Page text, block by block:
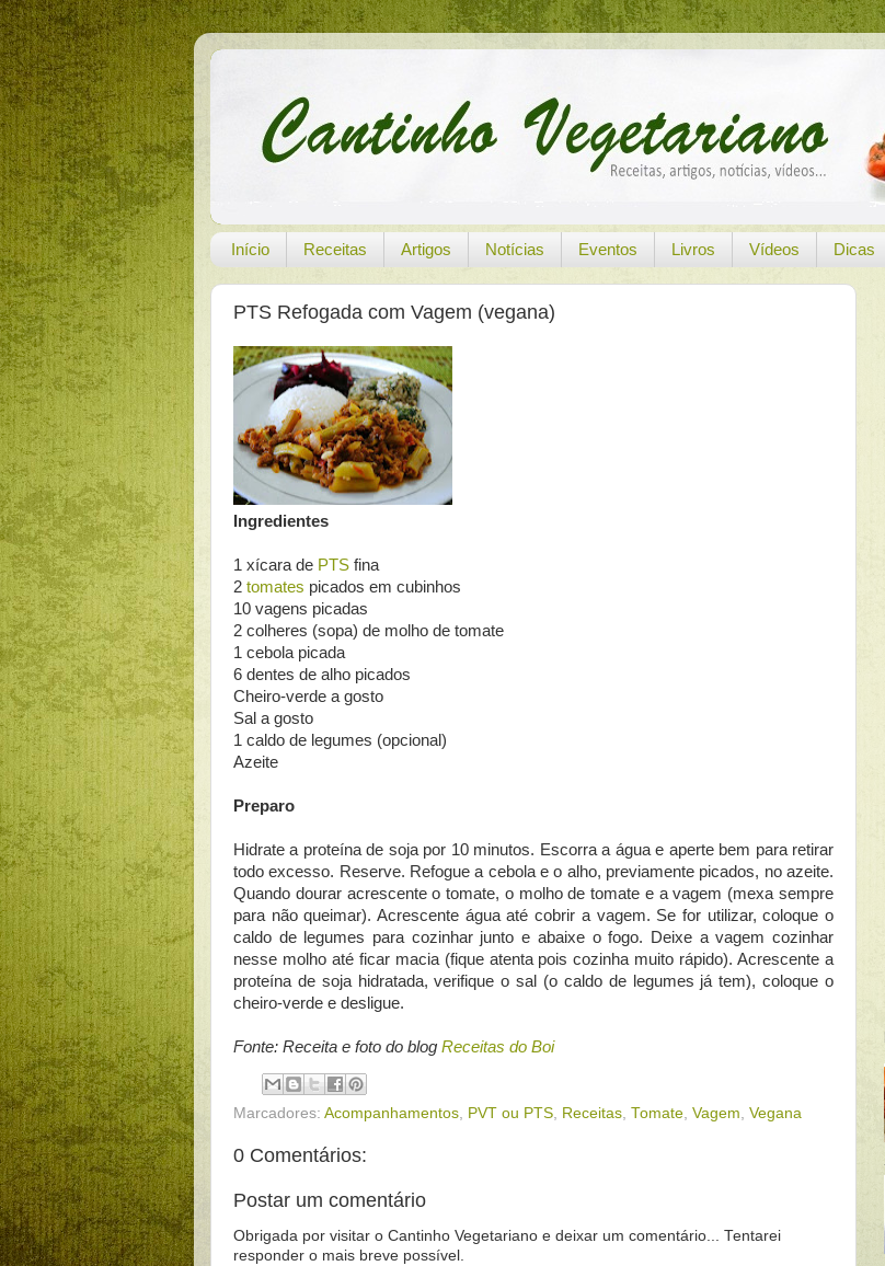
Início Receitas Artigos Notícias Eventos Livros Vídeos Dicas
PTS Refogada com Vagem (vegana)
Ingredientes
1 xícara de PTS fina
2 tomates picados em cubinhos
10 vagens picadas
2 colheres (sopa) de molho de tomate
1 cebola picada
6 dentes de alho picados
Cheiro-verde a gosto
Sal a gosto
1 caldo de legumes (opcional)
Azeite
Preparo
Hidrate a proteína de soja por 10 minutos. Escorra a água e aperte bem para retirar
todo excesso. Reserve. Refogue a cebola e o alho, previamente picados, no azeite.
Quando dourar acrescente o tomate, o molho de tomate e a vagem (mexa sempre
para não queimar). Acrescente água até cobrir a vagem. Se for utilizar, coloque o
caldo de legumes para cozinhar junto e abaixe o fogo. Deixe a vagem cozinhar
nesse molho até ficar macia (fique atenta pois cozinha muito rápido). Acrescente a
proteína de soja hidratada, verifique o sal (o caldo de legumes já tem), coloque o
cheiro-verde e desligue.
Fonte: Receita e foto do blog Receitas do Boi
Marcadores: Acompanhamentos PVT ou PTS Receitas Tomate Vagem Vegana
0 Comentários:
Postar um comentário
Obrigada por visitar o Cantinho Vegetariano e deixar um comentário... Tentarei
responder o mais breve possível.